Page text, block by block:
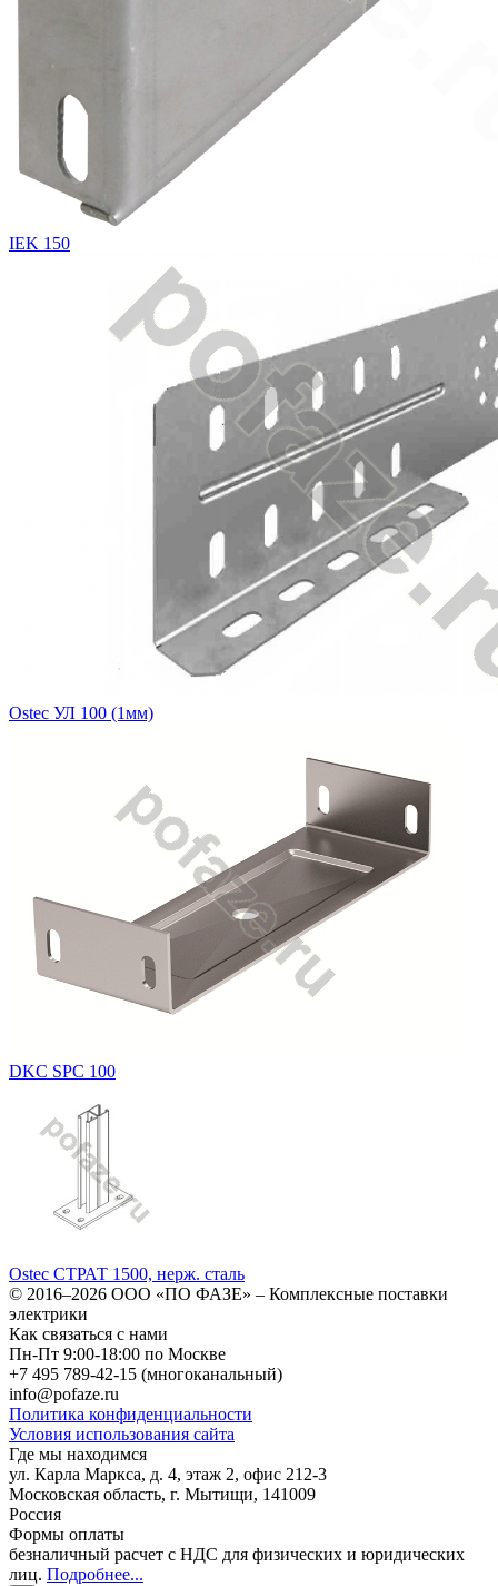
IEK 150
Ostec УЛ 100 (1мм)
DKC SPC 100
Ostec СТРАТ 1500, нерж. сталь
© 2016–2026 ООО «ПО ФАЗЕ» – Комплексные поставки
электрики
Как связаться с нами
Пн-Пт 9:00-18:00 по Москве
+7 495 789-42-15 (многоканальный)
info@pofaze.ru
Политика конфиденциальности
Условия использования сайта
Где мы находимся
ул. Карла Маркса, д. 4, этаж 2, офис 212-3
Московская область, г. Мытищи, 141009
Россия
Формы оплаты
безналичный расчет с НДС для физических и юридических
лиц. Подробнее...